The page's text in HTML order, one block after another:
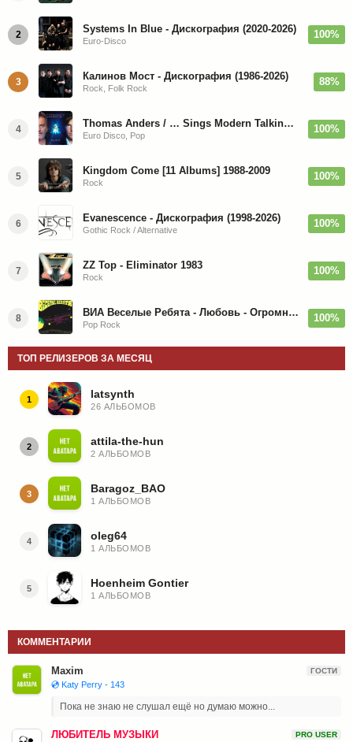
2 Systems In Blue - Дискография (2020-2026)
Euro-Disco
100%
3 Калинов Мост - Дискография (1986-2026)
Rock, Folk Rock
88%
4 Thomas Anders / … Sings Modern Talking: The Best hi-res
Euro Disco, Pop
100%
5 Kingdom Come [11 Albums] 1988-2009
Rock
100%
6 Evanescence - Дискография (1998-2026)
Gothic Rock / Alternative
100%
7 ZZ Top - Eliminator 1983
Rock
100%
8 ВИА Веселые Ребята - Любовь - Огромная Страна - 1974/2026
Pop Rock
100%
ТОП РЕЛИЗЕРОВ ЗА МЕСЯЦ
1 latsynth
26 АЛЬБОМОВ
2 attila-the-hun
2 АЛЬБОМОВ
3 Baragoz_BAO
1 АЛЬБОМОВ
4 oleg64
1 АЛЬБОМОВ
5 Hoenheim Gontier
1 АЛЬБОМОВ
КОММЕНТАРИИ
Maxim ГОСТИ
💿 Katy Perry - 143
Пока не знаю не слушал ещё но думаю можно...
ЛЮБИТЕЛЬ МУЗЫКИ PRO USER